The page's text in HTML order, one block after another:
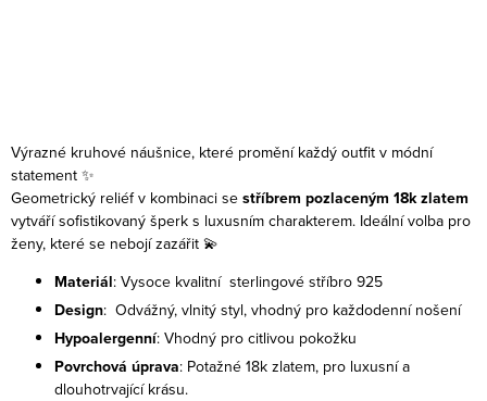
Výrazné kruhové náušnice, které promění každý outfit v módní
statement ✨
Geometrický reliéf v kombinaci se stříbrem pozlaceným 18k zlatem
vytváří sofistikovaný šperk s luxusním charakterem. Ideální volba pro
ženy, které se nebojí zazářit 💫
Materiál: Vysoce kvalitní sterlingové stříbro 925
Design: Odvážný, vlnitý styl, vhodný pro každodenní nošení
Hypoalergenní: Vhodný pro citlivou pokožku
Povrchová úprava: Potažné 18k zlatem, pro luxusní a
dlouhotrvající krásu.